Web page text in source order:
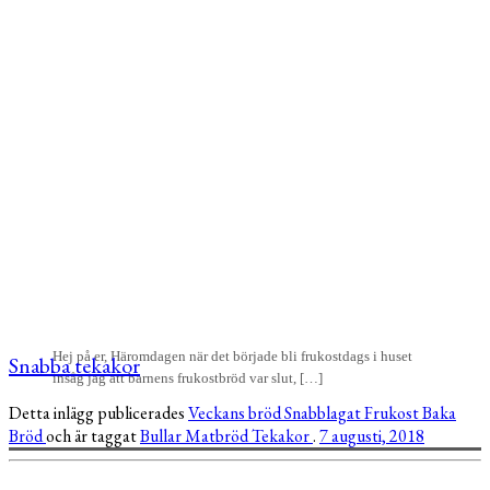
Hej på er, Häromdagen när det började bli frukostdags i huset
insåg jag att barnens frukostbröd var slut, […]
Snabba tekakor
Detta inlägg publiceradesVeckans brödSnabblagatFrukostBaka
Brödoch är taggatBullarMatbrödTekakor.7 augusti, 2018